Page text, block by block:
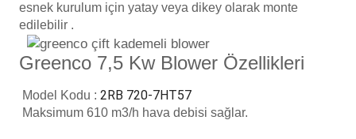
Havuz Güvenlik
Kapağı
esnek kurulum için yatay veya dikey olarak monte
edilebilir .
Greenco 7,5 Kw Blower Özellikleri
Model Kodu : 2RB 720-7HT57
Maksimum 610 m3/h hava debisi sağlar.